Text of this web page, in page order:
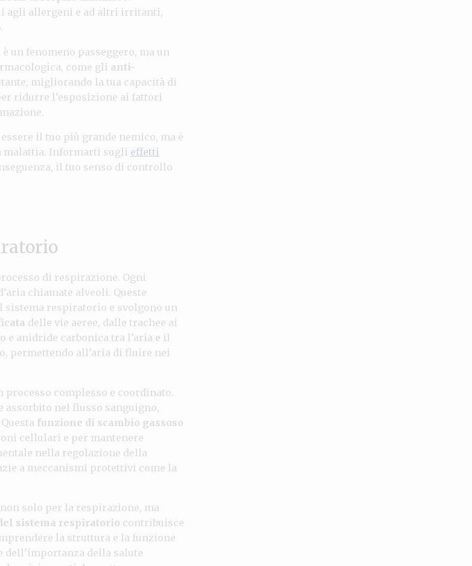
agli allergeni e ad altri irritanti,
un fenomeno passeggero, ma un
come gli anti-
migliorando la tua capacità di
ridurre l’esposizione ai fattori
il tuo più grande nemico, ma è
malattia. Informarti sugli effetti
il tuo senso di controllo
di respirazione. Ogni
chiamate alveoli. Queste
respiratorio e svolgono un
delle vie aeree, dalle trachee ai
anidride carbonica tra l’aria e il
permettendo all’aria di fluire nei
complesso e coordinato.
assorbito nel flusso sanguigno,
funzione di scambio gassoso
cellulari e per mantenere
nella regolazione della
a meccanismi protettivi come la
solo per la respirazione, ma
sistema respiratorio contribuisce
la struttura e la funzione
della salute